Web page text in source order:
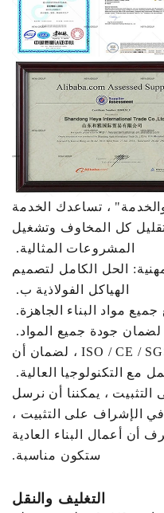
، تساعدك الخدمة
كل المخاوف وتشغيل
المشروعات المثالية.
الحل الكامل لتصميم
الهياكل الفولاذية ب.
مواد البناء الجاهزة.
جودة جميع المواد.
وتشغيل المصنع وفقا لمعايير ISO / CE / SGS ، لضمان أن
مع التكنولوجيا العالية.
التثبيت ، يمكننا أن نرسل
الإشراف على التثبيت ،
أعمال البناء العادية
ستكون مناسبة.
التغليف والنقل